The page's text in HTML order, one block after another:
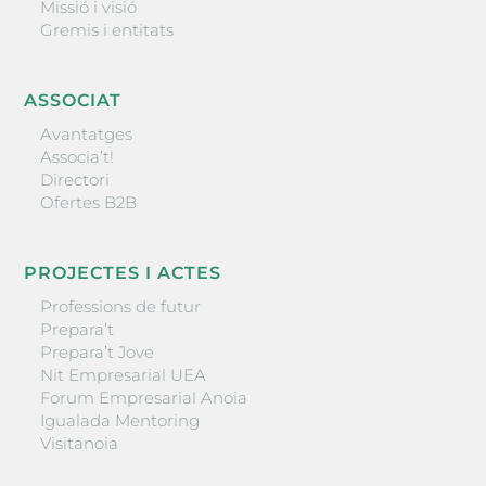
Missió i visió
Gremis i entitats
ASSOCIAT
Avantatges
Associa’t!
Directori
Ofertes B2B
PROJECTES I ACTES
Professions de futur
Prepara’t
Prepara’t Jove
Nit Empresarial UEA
Forum Empresarial Anoia
Igualada Mentoring
Visitanoia